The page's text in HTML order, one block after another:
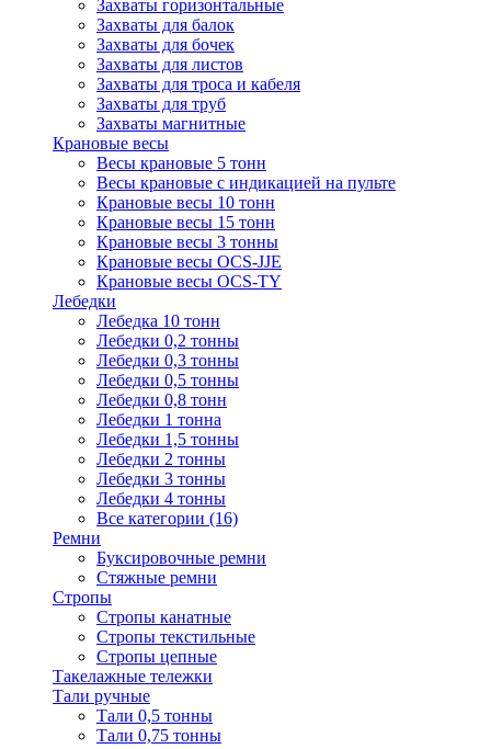
Захваты горизонтальные
Захваты для балок
Захваты для бочек
Захваты для листов
Захваты для троса и кабеля
Захваты для труб
Захваты магнитные
Крановые весы
Весы крановые 5 тонн
Весы крановые с индикацией на пульте
Крановые весы 10 тонн
Крановые весы 15 тонн
Крановые весы 3 тонны
Крановые весы OCS-JJE
Крановые весы OCS-TY
Лебедки
Лебедка 10 тонн
Лебедки 0,2 тонны
Лебедки 0,3 тонны
Лебедки 0,5 тонны
Лебедки 0,8 тонн
Лебедки 1 тонна
Лебедки 1,5 тонны
Лебедки 2 тонны
Лебедки 3 тонны
Лебедки 4 тонны
Все категории (16)
Ремни
Буксировочные ремни
Стяжные ремни
Стропы
Стропы канатные
Стропы текстильные
Стропы цепные
Такелажные тележки
Тали ручные
Тали 0,5 тонны
Тали 0,75 тонны